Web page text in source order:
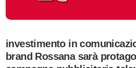
investimento in
brand Rossana sarà